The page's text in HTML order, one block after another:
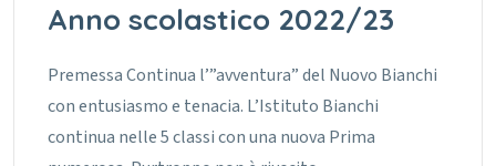
Anno scolastico 2022/23
Premessa Continua l’”avventura” del Nuovo Bianchi
con entusiasmo e tenacia. L’Istituto Bianchi
continua nelle 5 classi con una nuova Prima